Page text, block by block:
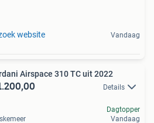
website Vandaag
Airspace 310 TC uit 2022
Details
Dagtopper
Vandaag